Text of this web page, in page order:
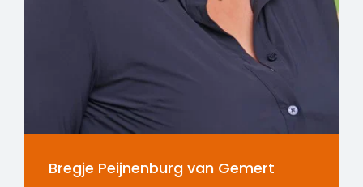
Bregje Peijnenburg van Gemert